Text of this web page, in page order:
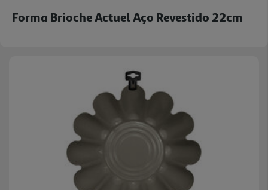
Forma Brioche Actuel Aço Revestido 22cm